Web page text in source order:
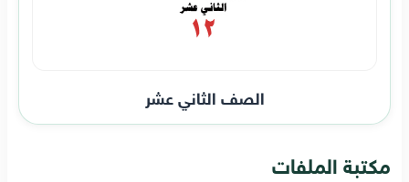
الصف الثاني عشر
مكتبة الملفات